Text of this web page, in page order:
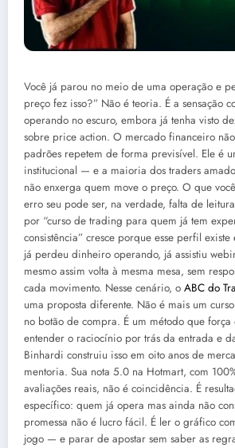
Você já parou no meio de uma operação e
preço fez isso?” Não é teoria. É a sensação
operando no escuro, embora já tenha visto
sobre price action. O mercado financeiro
padrões repetem de forma previsível. Ele é
institucional — e a maioria dos traders
não enxerga quem move o preço. O que
erro seu pode ser, na verdade, falta de
por “curso de trading para quem já tem
consistência” cresce porque esse perfil
já perdeu dinheiro operando, já assistiu
mesmo assim volta à mesma mesa, sem
cada movimento. Nesse cenário, o ABC do
uma proposta diferente. Não é mais um
no botão de compra. É um método que
entender o raciocínio por trás da entrada e
Binhardi construiu isso em oito anos de
mentoria. Sua nota 5.0 na Hotmart, com
avaliações reais, não é coincidência. É
específico: quem já opera mas ainda não
promessa não é lucro fácil. É ler o gráfico
jogo — e parar de apostar sem saber as